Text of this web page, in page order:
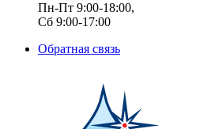
Пн-Пт 9:00-18:00,
Сб 9:00-17:00
Обратная связь